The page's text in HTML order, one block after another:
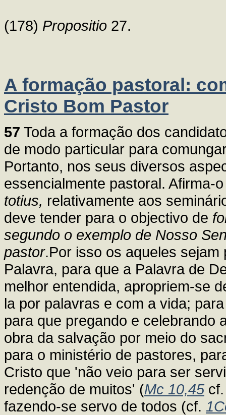
(178) Propositio 27.
A formação pastoral:
Cristo Bom Pastor
57 Toda a formação dos
de modo particular para
Portanto, nos seus diversos
essencialmente pastoral.
totius, relativamente aos
deve tender para o objectivo de
segundo o exemplo de Nosso
pastor.Por isso os aqueles
Palavra, para que a Palavra de
melhor entendida, apropriem-se
la por palavras e com a vida;
para que pregando e celebrando
obra da salvação por meio do
para o ministério de pastores,
Cristo que 'não veio para ser
redenção de muitos' (Mc 10,45
fazendo-se servo de todos (cf.